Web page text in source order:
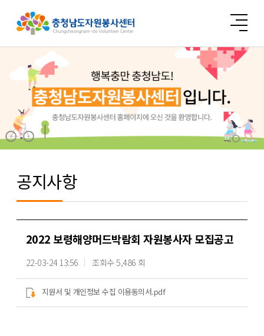
공지사항
2022 보령해양머드박람회 자원봉사자 모집공고
22-03-24 13:56 조회수 5,486 회
지원서 및 개인정보 수집 이용동의서.pdf